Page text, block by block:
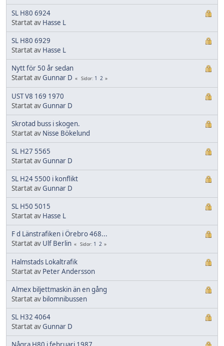
SL H80 6924
Startat av Hasse L
SL H80 6929
Startat av Hasse L
Nytt för 50 år sedan
Startat avGunnar D Sidor 1 2
UST V8 169 1970
Startat avGunnar D
Skrotad buss i skogen.
Startat av Nisse Bökelund
SL H27 5565
Startat avGunnar D
SL H24 5500 i konflikt
Startat avGunnar D
SL H50 5015
Startat av Hasse L
F d Länstrafiken i Örebro 468...
Startat av Ulf Berlin Sidor 1 2
Halmstads Lokaltrafik
Startat av Peter Andersson
Almex biljettmaskin än en gång
Startat av bilomnibussen
SL H32 4064
Startat avGunnar D